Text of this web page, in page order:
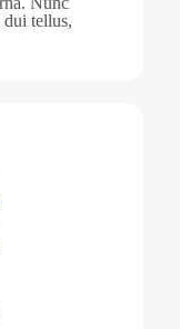
dui tellus,